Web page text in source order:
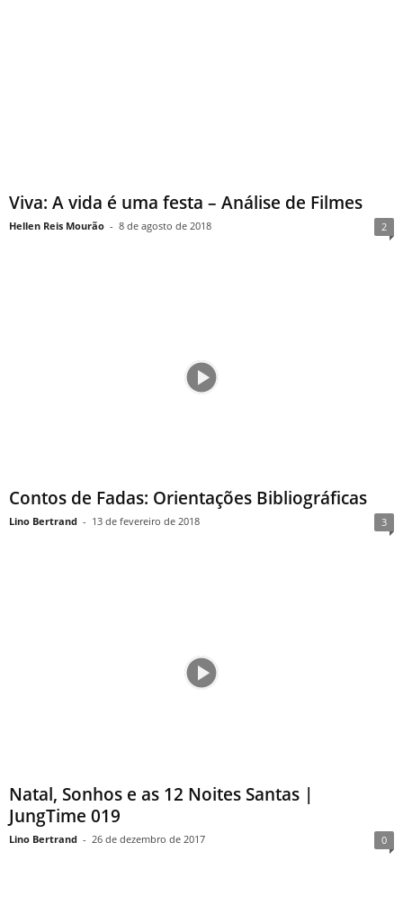
Viva: A vida é uma festa – Análise de Filmes
Hellen Reis Mourão - 8 de agosto de 2018 2
Contos de Fadas: Orientações Bibliográficas
Lino Bertrand - 13 de fevereiro de 2018 3
Natal, Sonhos e as 12 Noites Santas |
JungTime 019
Lino Bertrand - 26 de dezembro de 2017 0